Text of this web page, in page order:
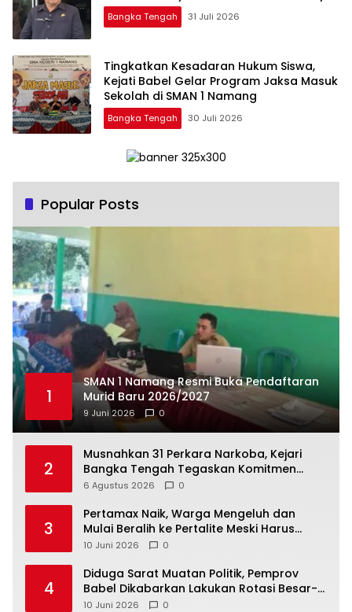
Bangka Tengah 31 Juli 2026
Tingkatkan Kesadaran Hukum Siswa,
Kejati Babel Gelar Program Jaksa Masuk
Sekolah di SMAN 1 Namang
Bangka Tengah 30 Juli 2026
Popular Posts
1
SMAN 1 Namang Resmi Buka Pendaftaran
Murid Baru 2026/2027
9 Juni 2026 0
2
Musnahkan 31 Perkara Narkoba, Kejari
Bangka Tengah Tegaskan Komitmen
Berantas Kejahatan Hingga Tuntas
6 Agustus 2026 0
3
‎Pertamax Naik, Warga Mengeluh dan
Mulai Beralih ke Pertalite Meski Harus
10 Juni 2026 0
4
‎Diduga Sarat Muatan Politik, Pemprov
Babel Dikabarkan Lakukan Rotasi Besar-
10 Juni 2026 0